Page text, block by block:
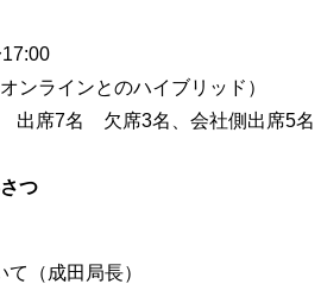
ンラインとのハイブリッド）
出席7名 欠席3名、会社側出席5
つ
（成田局長）